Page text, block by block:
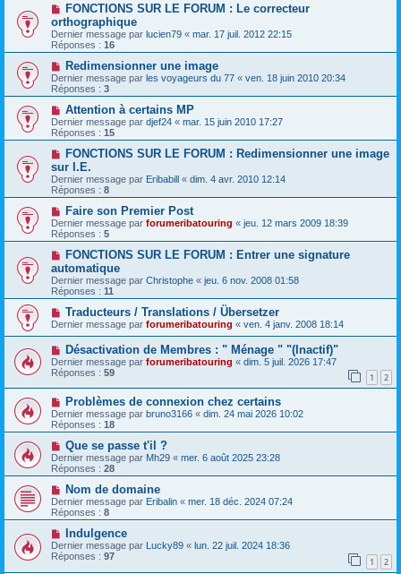
FONCTIONS SUR LE FORUM : Le correcteur
orthographique
Dernier message par lucien79 « mar. 17 juil. 2012 22:15
Réponses : 16
Redimensionner une image
Dernier message par les voyageurs du 77 « ven. 18 juin 2010 20:34
Réponses : 3
Attention à certains MP
Dernier message par djef24 « mar. 15 juin 2010 17:27
Réponses : 15
FONCTIONS SUR LE FORUM : Redimensionner une image
sur I.E.
Dernier message par Eribabill « dim. 4 avr. 2010 12:14
Réponses : 8
Faire son Premier Post
Dernier message par forumeribatouring « jeu. 12 mars 2009 18:39
Réponses : 5
FONCTIONS SUR LE FORUM : Entrer une signature
automatique
Dernier message par Christophe « jeu. 6 nov. 2008 01:58
Réponses : 11
Traducteurs / Translations / Übersetzer
Dernier message par forumeribatouring « ven. 4 janv. 2008 18:14
Désactivation de Membres : " Ménage " "(Inactif)"
Dernier message par forumeribatouring « dim. 5 juil. 2026 17:47
Réponses : 59 1 2
Problèmes de connexion chez certains
Dernier message par bruno3166 « dim. 24 mai 2026 10:02
Réponses : 18
Que se passe t'il ?
Dernier message par Mh29 « mer. 6 août 2025 23:28
Réponses : 28
Nom de domaine
Dernier message par Eribalin « mer. 18 déc. 2024 07:24
Réponses : 8
Indulgence
Dernier message par Lucky89 « lun. 22 juil. 2024 18:36
Réponses : 97 1 2